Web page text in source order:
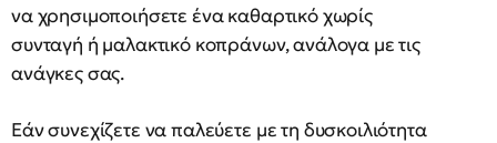
να χρησιμοποιήσετε ένα καθαρτικό χωρίς
συνταγή ή μαλακτικό κοπράνων, ανάλογα με τις
ανάγκες σας.
Εάν συνεχίζετε να παλεύετε με τη δυσκοιλιότητα